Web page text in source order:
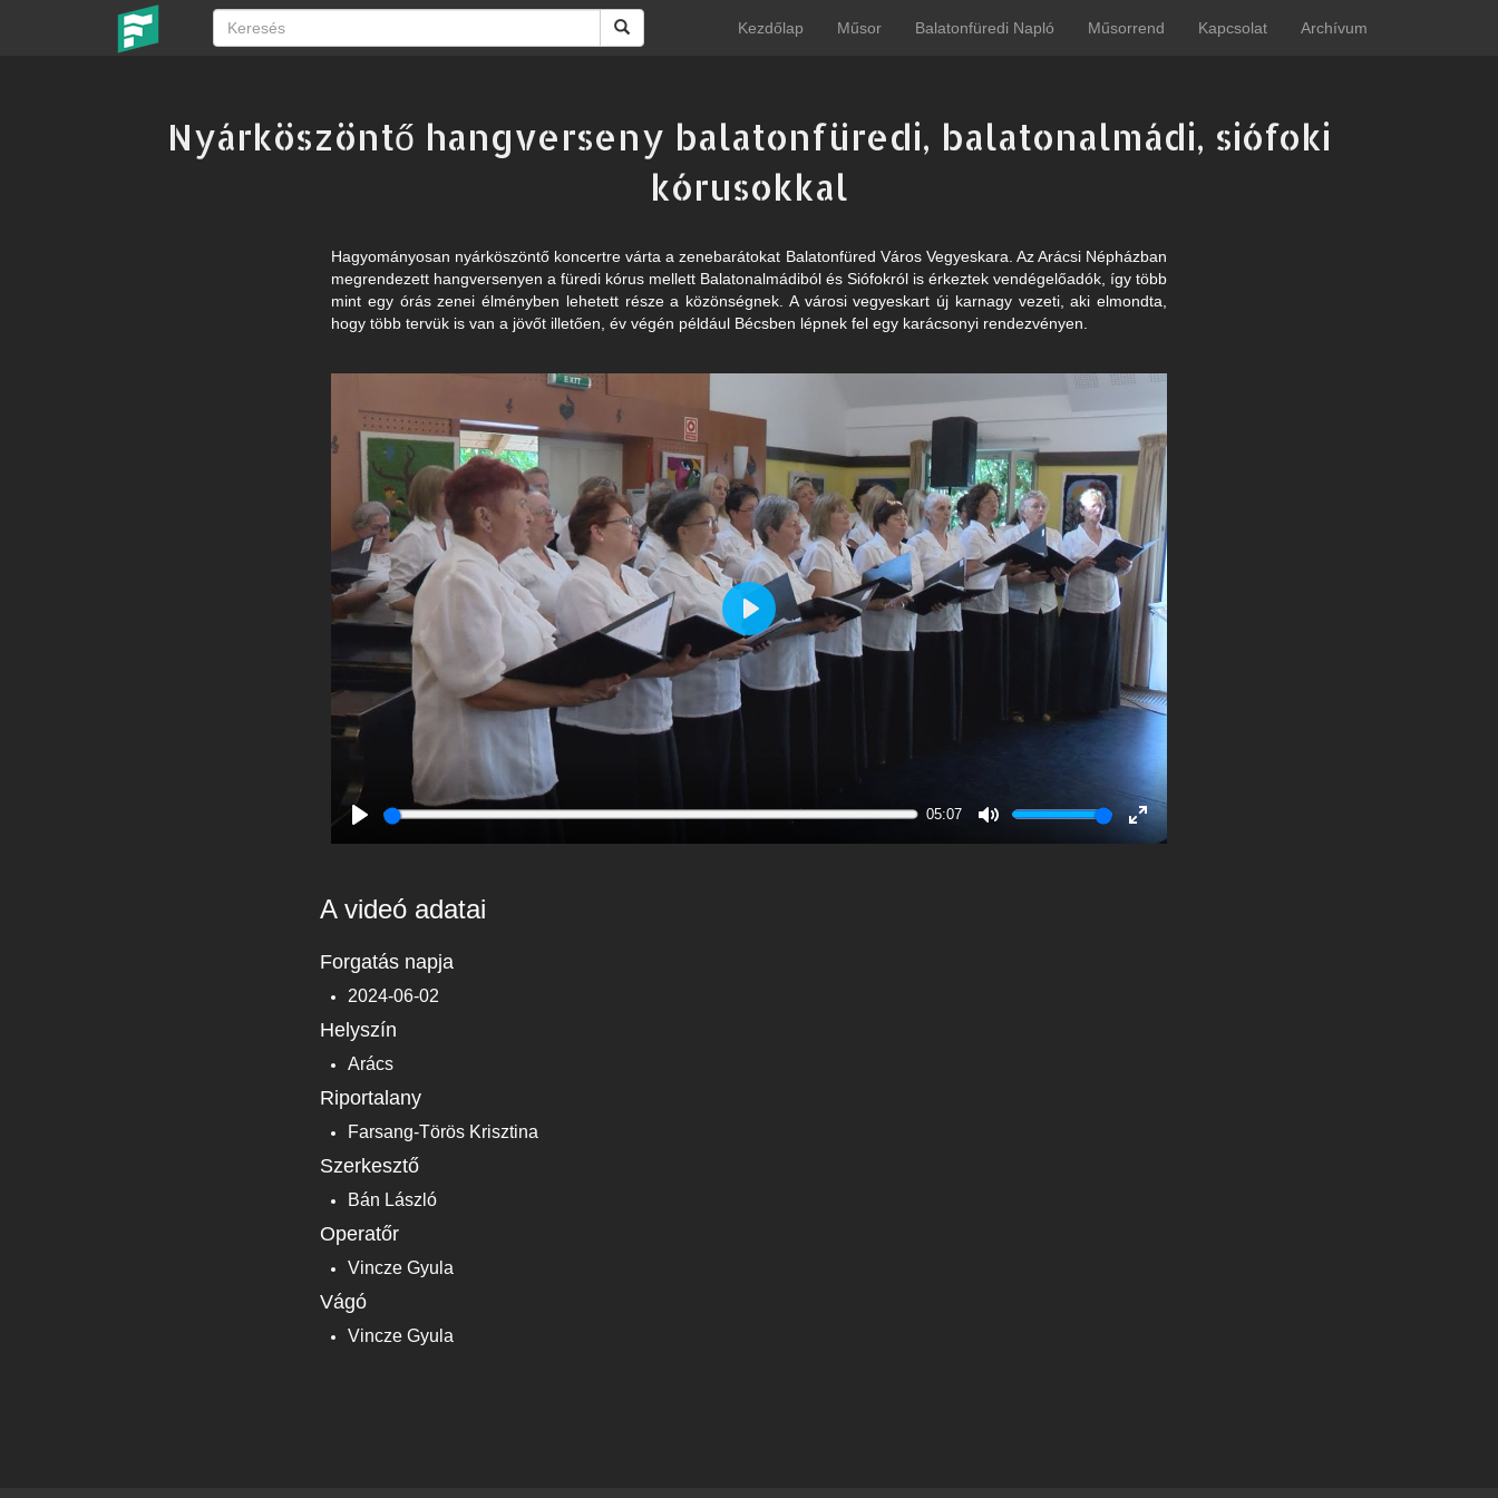
Kezdőlap Műsor Balatonfüredi Napló Műsorrend Kapcsolat Archívum
Nyárköszöntő hangverseny balatonfüredi, balatonalmádi, siófoki
kórusokkal
Hagyományosan nyárköszöntő koncertre várta a zenebarátokat Balatonfüred Város Vegyeskara. Az Arácsi Népházban
megrendezett hangversenyen a füredi kórus mellett Balatonalmádiból és Siófokról is érkeztek vendégelőadók, így több
mint egy órás zenei élményben lehetett része a közönségnek. A városi vegyeskart új karnagy vezeti, aki elmondta,
hogy több tervük is van a jövőt illetően, év végén például Bécsben lépnek fel egy karácsonyi rendezvényen.
05:07
Enter
Play
A videó adatai
Forgatás napja
2024-06-02
Helyszín
Arács
Riportalany
Farsang-Törös Krisztina
Szerkesztő
Bán László
Operatőr
Vincze Gyula
Vágó
Vincze Gyula